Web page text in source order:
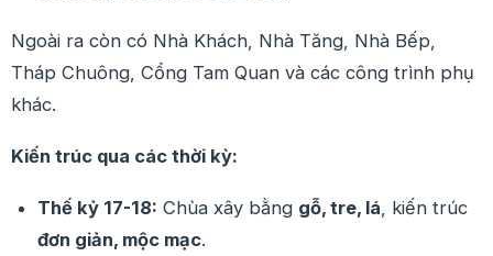
Ngoài ra còn có Nhà Khách, Nhà Tăng, Nhà Bếp,
Tháp Chuông, Cổng Tam Quan và các công trình phụ
khác.
Kiến trúc qua các thời kỳ:
Thế kỷ 17-18: Chùa xây bằng gỗ, tre, lá, kiến trúc
đơn giản, mộc mạc.